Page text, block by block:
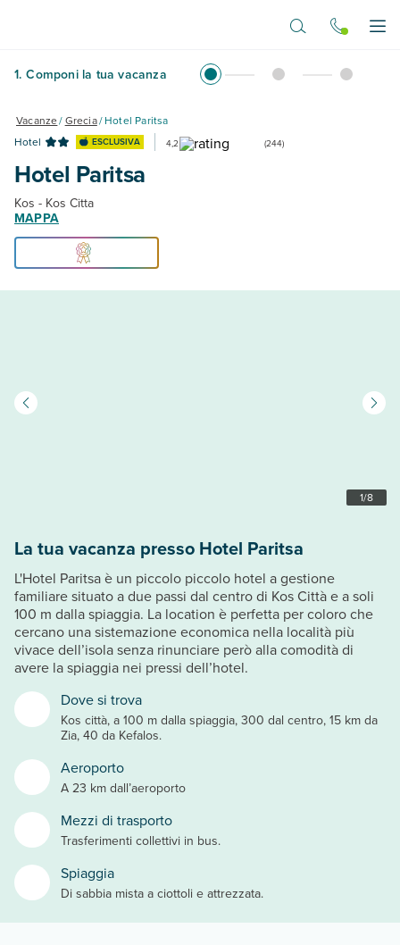
1. Componi la tua vacanza
Vacanze/Grecia/Hotel Paritsa
Hotel
ESCLUSIVA 4,2 (244)
Hotel Paritsa
Kos - Kos Citta
MAPPA
1/8
Dove si trova
Kos città, a 100 m dalla spiaggia, 300 dal centro, 15 km da
Zia, 40 da Kefalos.
Aeroporto
A 23 km dall’aeroporto
Mezzi di trasporto
Trasferimenti collettivi in bus.
Spiaggia
Di sabbia mista a ciottoli e attrezzata.
La tua vacanza presso Hotel Paritsa
L'Hotel Paritsa è un piccolo piccolo hotel a gestione
familiare situato a due passi dal centro di Kos Città e a soli
100 m dalla spiaggia. La location è perfetta per coloro che
cercano una sistemazione economica nella località più
vivace dell’isola senza rinunciare però alla comodità di
avere la spiaggia nei pressi dell’hotel.